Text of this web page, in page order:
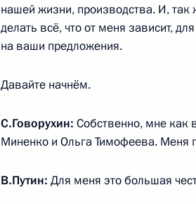
10 апреля 2016 года, 12:00
8 апреля 2016 года, пятница
8 апреля 2016 года, 16:40 Москва,
нашей жизни, производства. И,
делать всё, что от меня зависит,
на ваши предложения.
Давайте начнём.
С.Говорухин: Собственно, мне как
Миненко и Ольга Тимофеева. Меня
В.Путин: Для меня это большая